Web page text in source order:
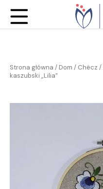
Strona główna / Dom / Chëcz /
kaszubski „Lilia”